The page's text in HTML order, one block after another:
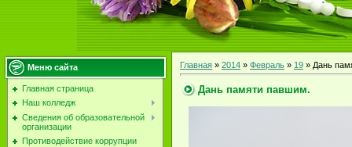
Меню сайта
Главная страница
Наш колледж
Сведения об образовательной
организации
Противодействие коррупции
Главная » 2014 » Февраль » 19 » Дань
Дань памяти павшим.